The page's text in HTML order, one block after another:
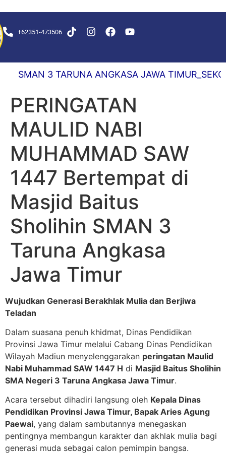
+62351-473506
3 TARUNA ANGKASA JAWA
PERINGATAN
MAULID NABI
MUHAMMAD SAW
1447 Bertempat di
Masjid Baitus
Sholihin SMAN 3
Taruna Angkasa
Jawa Timur
Wujudkan Generasi Berakhlak Mulia dan Berjiwa
Teladan
Dalam suasana penuh khidmat, Dinas Pendidikan
Provinsi Jawa Timur melalui Cabang Dinas Pendidikan
Wilayah Madiun menyelenggarakan peringatan Maulid
Nabi Muhammad SAW 1447 H di Masjid Baitus Sholihin
SMA Negeri 3 Taruna Angkasa Jawa Timur.
Acara tersebut dihadiri langsung oleh Kepala Dinas
Pendidikan Provinsi Jawa Timur, Bapak Aries Agung
Paewai, yang dalam sambutannya menegaskan
pentingnya membangun karakter dan akhlak mulia bagi
generasi muda sebagai calon pemimpin bangsa.